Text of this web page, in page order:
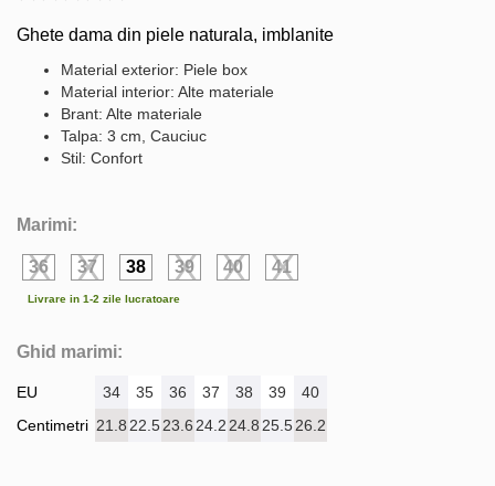
Ghete dama din piele naturala, imblanite
Material exterior: Piele box
Material interior: Alte materiale
Brant: Alte materiale
Talpa: 3 cm, Cauciuc
Stil: Confort
Marimi:
36 37 38 39 40 41
Livrare in 1-2 zile lucratoare
Ghid marimi:
EU
Centimetri
34 35 36 37 38 39
40
21.8 22.523.6 24.2 24.8 25.526.2